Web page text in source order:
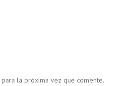
la próxima vez que comente.